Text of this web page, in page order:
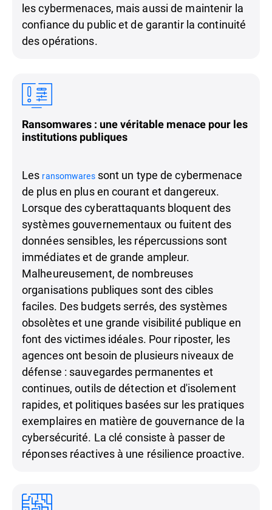
les cybermenaces, mais aussi de maintenir la
confiance du public et de garantir la continuité
des opérations.
Ransomwares : une véritable menace pour les
institutions publiques
Les ransomwaressont un type de cybermenace
de plus en plus en courant et dangereux.
Lorsque des cyberattaquants bloquent des
systèmes gouvernementaux ou fuitent des
données sensibles, les répercussions sont
immédiates et de grande ampleur.
Malheureusement, de nombreuses
organisations publiques sont des cibles
faciles. Des budgets serrés, des systèmes
obsolètes et une grande visibilité publique en
font des victimes idéales. Pour riposter, les
agences ont besoin de plusieurs niveaux de
défense : sauvegardes permanentes et
continues, outils de détection et d'isolement
rapides, et politiques basées sur les pratiques
exemplaires en matière de gouvernance de la
cybersécurité. La clé consiste à passer de
réponses réactives à une résilience proactive.